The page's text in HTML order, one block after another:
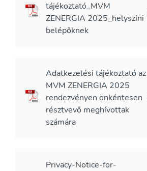
tájékoztató_MVM
ZENERGIA 2025_helyszíni
belépőknek
Adatkezelési tájékoztató az
MVM ZENERGIA 2025
rendezvényen önkéntesen
résztvevő meghívottak
számára
Privacy-Notice-for-